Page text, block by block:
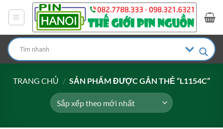
dung
TRANG CHỦ / SẢN PHẨM ĐƯỢC GẮN THẺ “L1154C”